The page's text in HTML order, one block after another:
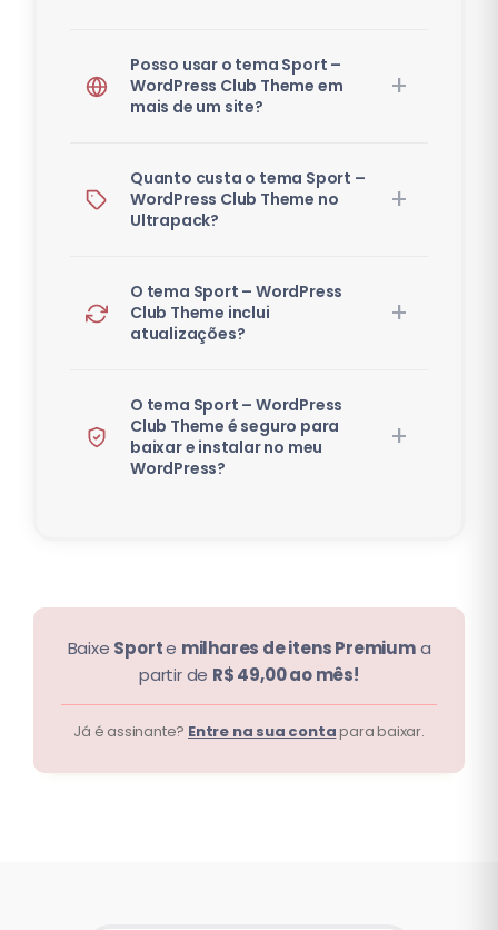
Posso usar o tema Sport –
WordPress Club Theme em
mais de um site?
Quanto custa o tema Sport –
WordPress Club Theme no
Ultrapack?
O tema Sport – WordPress
Club Theme inclui
atualizações?
O tema Sport – WordPress
Club Theme é seguro para
baixar e instalar no meu
WordPress?
Baixe Sporte milhares de itens Premiuma
partir de R$ 49,00 ao mês!
Já é assinante? Entre na sua contapara baixar.